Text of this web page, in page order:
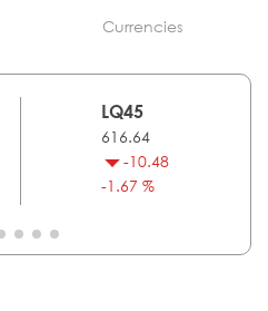
Currencies
LQ45
616.64
-10.48
-1.67 %